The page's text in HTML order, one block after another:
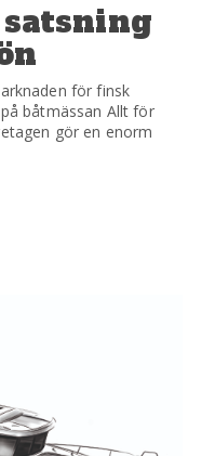
för finsk
båtmässan Allt för
gör en enorm